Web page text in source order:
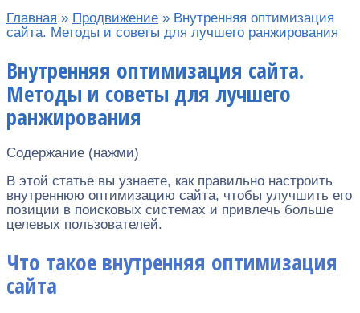
Главная » Продвижение » Внутренняя оптимизация
сайта. Методы и советы для лучшего ранжирования
Внутренняя оптимизация сайта.
Методы и советы для лучшего
ранжирования
Содержание (нажми)
В этой статье вы узнаете, как правильно настроить
внутреннюю оптимизацию сайта, чтобы улучшить его
позиции в поисковых системах и привлечь больше
целевых пользователей.
Что такое внутренняя оптимизация
сайта